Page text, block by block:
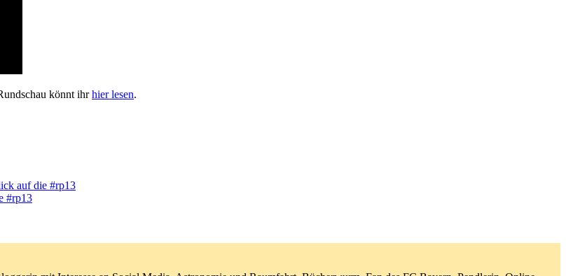
könnt ihrhier lesen.
auf die #rp13
#rp13